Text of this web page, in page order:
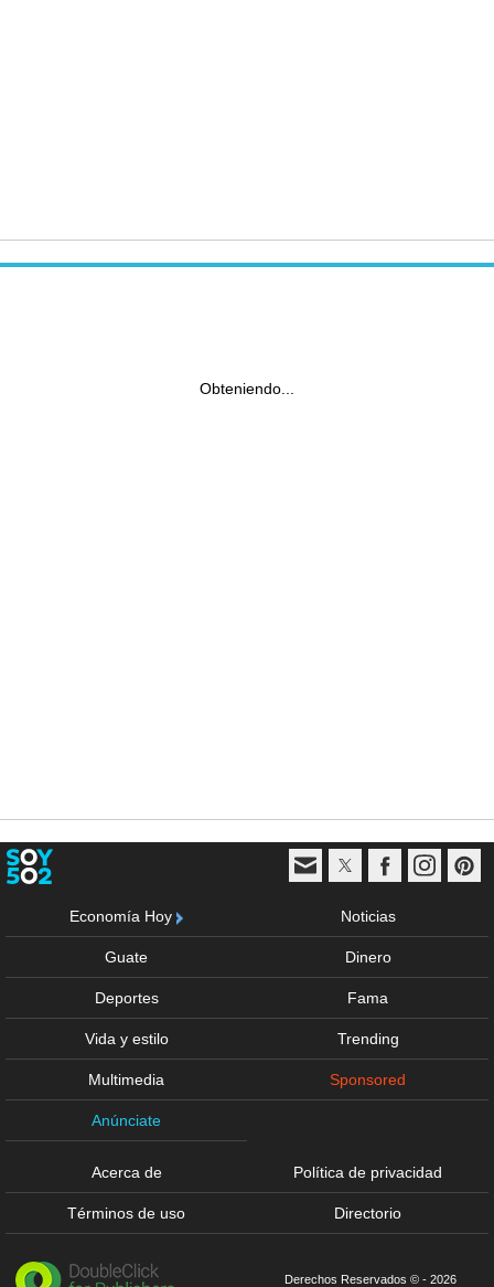
Obteniendo...
Economía Hoy Noticias
Guate Dinero
Deportes Fama
Vida y estilo Trending
Multimedia Sponsored
Anúnciate
Acerca de Política de privacidad
Términos de uso Directorio
Derechos Reservados © - 2026